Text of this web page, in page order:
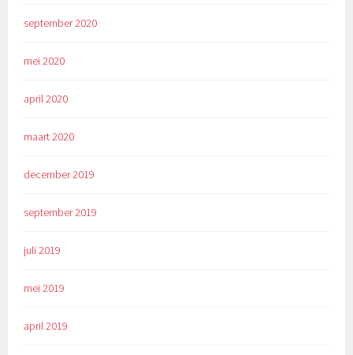
september 2020
mei 2020
april 2020
maart 2020
december 2019
september 2019
juli 2019
mei 2019
april 2019